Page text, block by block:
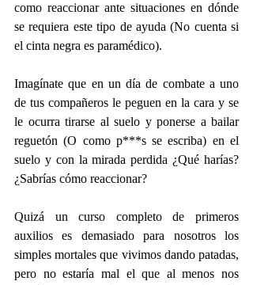
como reaccionar ante situaciones en dónde
se requiera este tipo de ayuda (No cuenta si
el cinta negra es paramédico).
Imagínate que en un día de combate a uno
de tus compañeros le peguen en la cara y se
le ocurra tirarse al suelo y ponerse a bailar
reguetón (O como p***s se escriba) en el
suelo y con la mirada perdida ¿Qué harías?
¿Sabrías cómo reaccionar?
Quizá un curso completo de primeros
auxilios es demasiado para nosotros los
simples mortales que vivimos dando patadas,
pero no estaría mal el que al menos nos